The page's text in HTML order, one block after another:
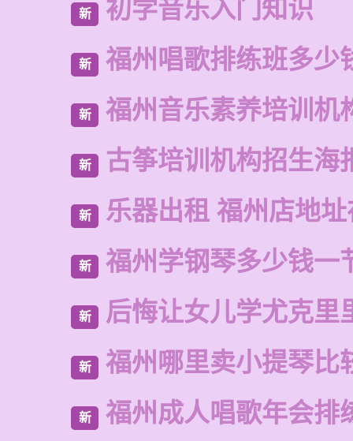
新 初学音乐入门知识
新 福州唱歌排练班多少
新 福州音乐素养培训机
新 古筝培训机构招生海
新 乐器出租 福州店地
新 福州学钢琴多少钱一
新 后悔让女儿学尤克里
新 福州哪里卖小提琴比
新 福州成人唱歌年会排